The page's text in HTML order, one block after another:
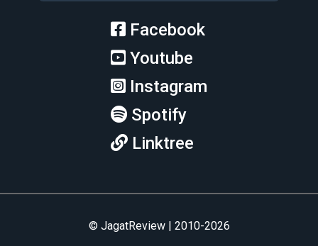
Facebook
Youtube
Instagram
Spotify
Linktree
© JagatReview | 2010-2026